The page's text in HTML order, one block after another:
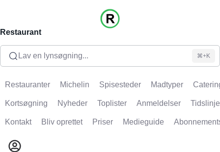
Restaurant
Lav en lynsøgning... ⌘+K
Restauranter Michelin Spisesteder Madtyper
Kortsøgning Nyheder Toplister Anmeldelser Tidslinje
Kontakt Bliv oprettet Priser Medieguide